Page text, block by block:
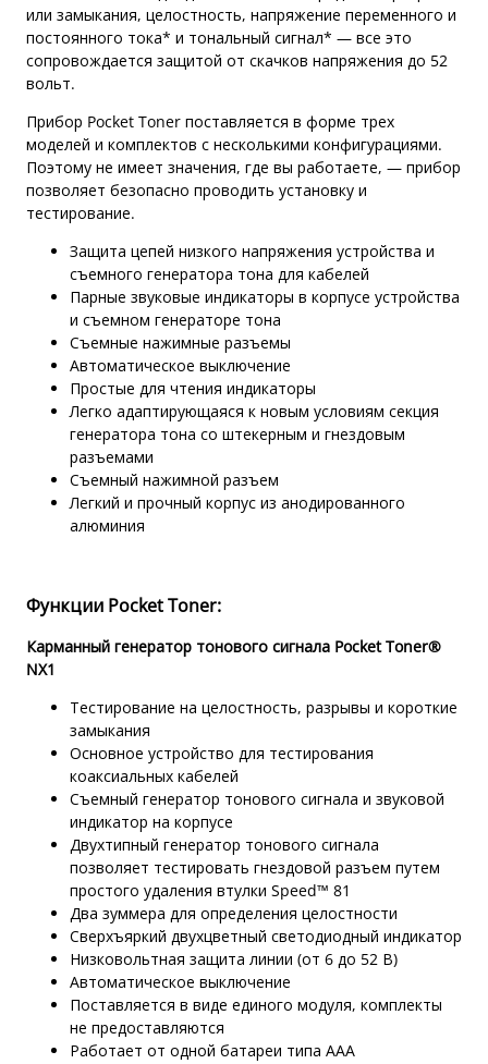
или замыкания, целостность, напряжение переменного и
постоянного тока* и тональный сигнал* — все это
сопровождается защитой от скачков напряжения до 52
вольт.
Прибор Pocket Toner поставляется в форме трех
моделей и комплектов с несколькими конфигурациями.
Поэтому не имеет значения, где вы работаете, — прибор
позволяет безопасно проводить установку и
тестирование.
Защита цепей низкого напряжения устройства и
съемного генератора тона для кабелей
Парные звуковые индикаторы в корпусе устройства
и съемном генераторе тона
Съемные нажимные разъемы
Автоматическое выключение
Простые для чтения индикаторы
Легко адаптирующаяся к новым условиям секция
генератора тона со штекерным и гнездовым
разъемами
Съемный нажимной разъем
Легкий и прочный корпус из анодированного
алюминия
Функции Pocket Toner:
Карманный генератор тонового сигнала Pocket Toner®
NX1
Тестирование на целостность, разрывы и короткие
замыкания
Основное устройство для тестирования
коаксиальных кабелей
Съемный генератор тонового сигнала и звуковой
индикатор на корпусе
Двухтипный генератор тонового сигнала
позволяет тестировать гнездовой разъем путем
простого удаления втулки Speed™ 81
Два зуммера для определения целостности
Сверхъяркий двухцветный светодиодный индикатор
Низковольтная защита линии (от 6 до 52 В)
Автоматическое выключение
Поставляется в виде единого модуля, комплекты
не предоставляются
Работает от одной батареи типа ААА